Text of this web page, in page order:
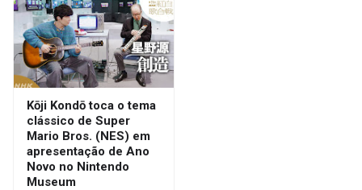
Kōji Kondō toca o tema
clássico de Super
Mario Bros. (NES) em
apresentação de Ano
Novo no Nintendo
Museum